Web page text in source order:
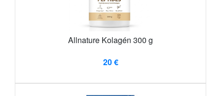
Allnature Kolagén 300 g
20 €